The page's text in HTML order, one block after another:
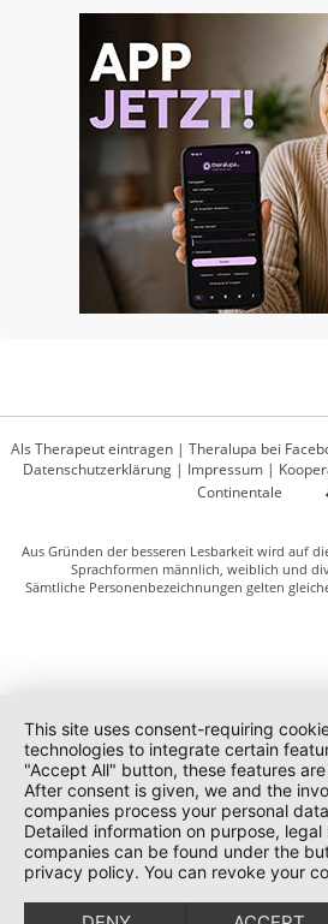
Als Therapeut eintragen | Theralupa bei
Datenschutzerklärung| Impressum|
Continentale
Aus Gründen der besseren Lesbarkeit wird auf
Sprachformen männlich, weiblich und
Sämtliche Personenbezeichnungen gelten
This site uses consent-requiring
technologies to integrate certain
"Accept All" button, these features
After consent is given, we and the
companies process your personal
Detailed information on purpose,
companies can be found under the
privacy policy. You can revoke your